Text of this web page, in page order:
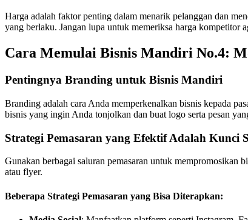
Harga adalah faktor penting dalam menarik pelanggan dan
yang berlaku. Jangan lupa untuk memeriksa harga kompetitor
Cara Memulai Bisnis Mandiri No.4:
Pentingnya Branding untuk Bisnis Mandiri
Branding adalah cara Anda memperkenalkan bisnis kepada
bisnis yang ingin Anda tonjolkan dan buat logo serta pesan
Strategi Pemasaran yang Efektif Adalah Kunci
Gunakan berbagai saluran pemasaran untuk mempromosikan
atau flyer.
Beberapa Strategi Pemasaran yang Bisa Diterapkan: